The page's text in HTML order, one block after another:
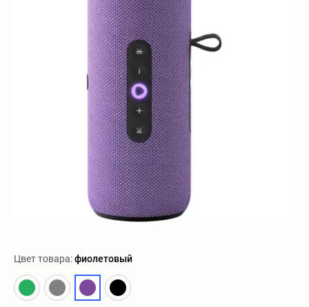
Цвет товара:фиолетовый